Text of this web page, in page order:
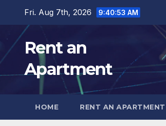
content
Fri. Aug 7th, 2026 9:40:55 AM
Rent an
Apartment
HOME RENT AN APARTMENT